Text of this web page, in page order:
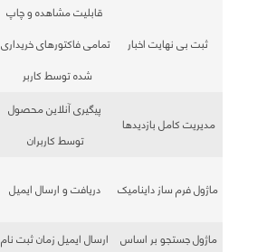
ثبت بی نهایت اخبار
قابلیت مشاهده و چاپ
تمامی فاکتورهای خریداری
شده توسط کاربر
مدیریت کامل بازدیدها
پیگیری آنلاین محصول
توسط کاربران
ماژول فرم ساز داینامیک دریافت و ارسال ایمیل
ماژول جستجو بر اساس ارسال ایمیل زمان ثبت نام